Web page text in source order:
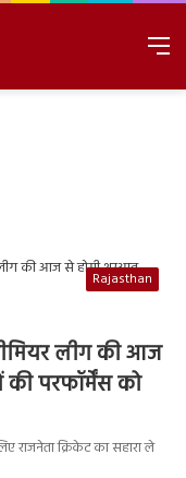
Rajasthan
लीग की आज
परफॉर्मेंस को
राजनेता क्रिकेट का सहारा ले